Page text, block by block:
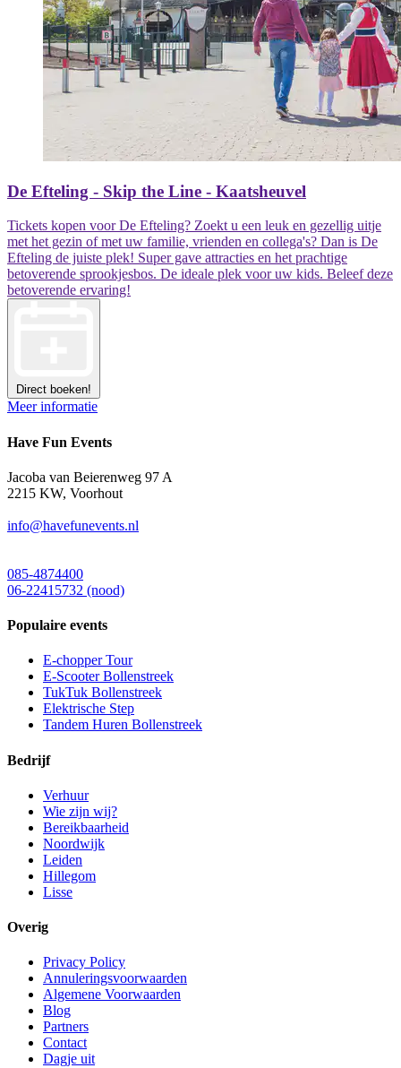
De Efteling - Skip the Line - Kaatsheuvel
Tickets kopen voor De Efteling? Zoekt u een leuk en gezellig uitje
met het gezin of met uw familie, vrienden en collega's? Dan is De
Efteling de juiste plek! Super gave attracties en het prachtige
betoverende sprookjesbos. De ideale plek voor uw kids. Beleef deze
betoverende ervaring!
Direct boeken!
Meer informatie
Have Fun Events
Jacoba van Beierenweg 97 A
2215 KW, Voorhout
info@havefunevents.nl
085-4874400
06-22415732 (nood)
Populaire events
E-chopper Tour
E-Scooter Bollenstreek
TukTuk Bollenstreek
Elektrische Step
Tandem Huren Bollenstreek
Bedrijf
Verhuur
Wie zijn wij?
Bereikbaarheid
Noordwijk
Leiden
Hillegom
Lisse
Overig
Privacy Policy
Annuleringsvoorwaarden
Algemene Voorwaarden
Blog
Partners
Contact
Dagje uit